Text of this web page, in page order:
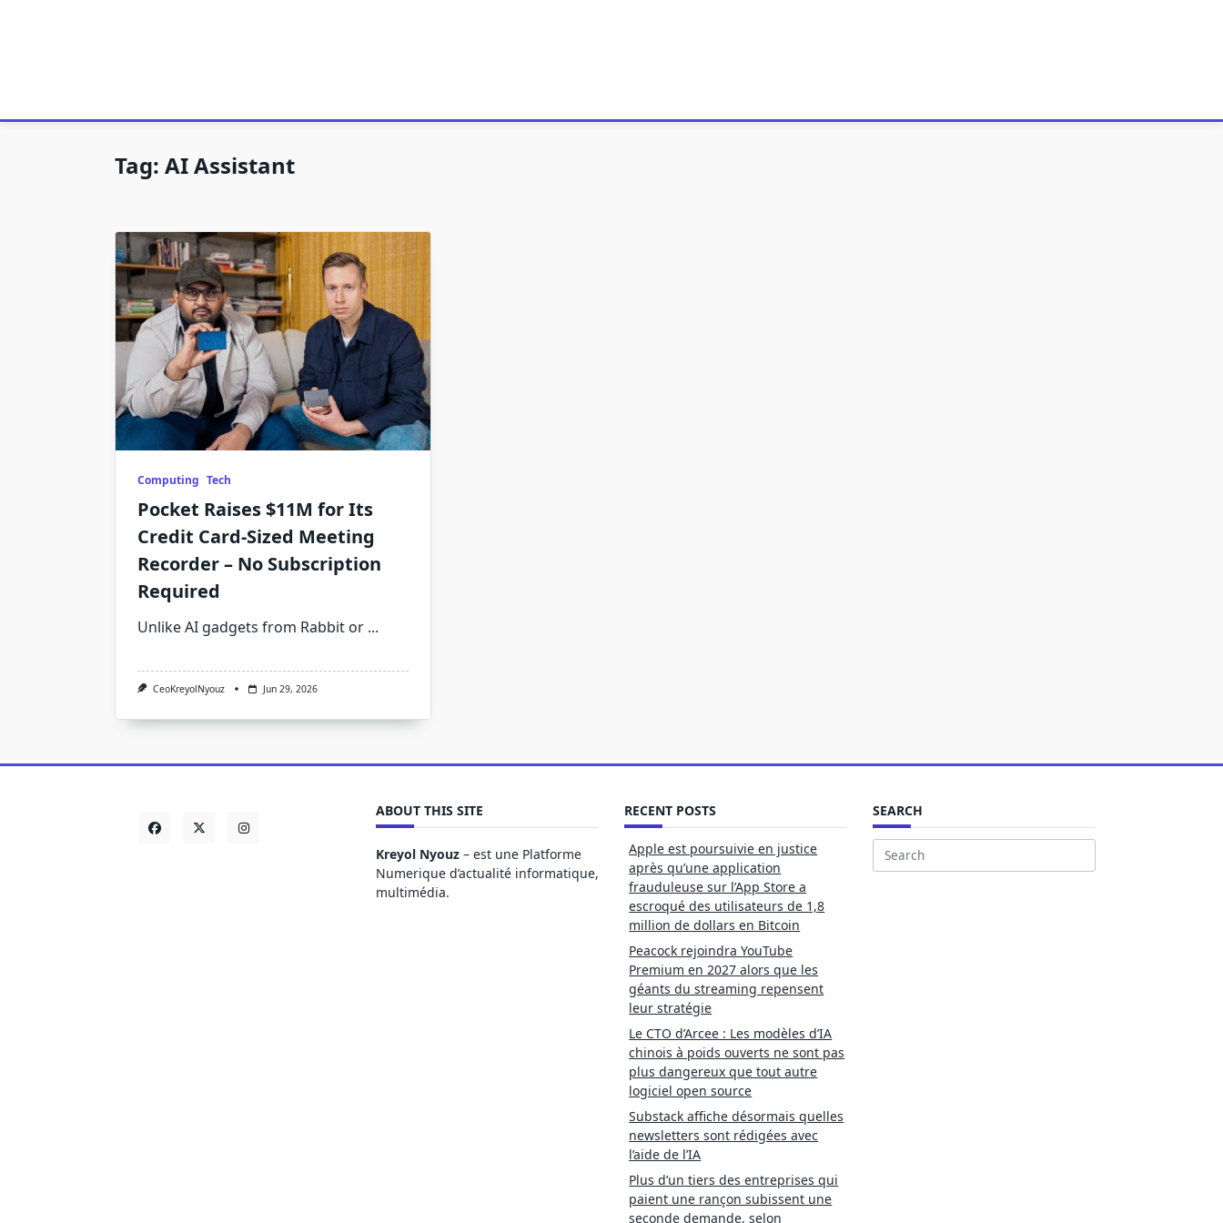
Tag: AI Assistant
Computing Tech
Pocket Raises $11M for Its
Credit Card-Sized Meeting
Recorder – No Subscription
Required
Unlike AI gadgets from Rabbit or ...
CeoKreyolNyouz Jun 29, 2026
ABOUT THIS SITE
Kreyol Nyouz – est une Platforme
Numerique d’actualité informatique,
multimédia.
RECENT POSTS
Apple est poursuivie en justice
après qu’une application
frauduleuse sur l’App Store a
escroqué des utilisateurs de 1,8
million de dollars en Bitcoin
Peacock rejoindra YouTube
Premium en 2027 alors que les
géants du streaming repensent
leur stratégie
Le CTO d’Arcee : Les modèles d’IA
chinois à poids ouverts ne sont pas
plus dangereux que tout autre
logiciel open source
Substack affiche désormais quelles
newsletters sont rédigées avec
l’aide de l’IA
Plus d’un tiers des entreprises qui
paient une rançon subissent une
seconde demande, selon
SEARCH
Search